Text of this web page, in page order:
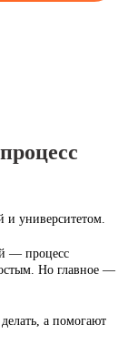
университетом.
— процесс
Но главное —
а помогают